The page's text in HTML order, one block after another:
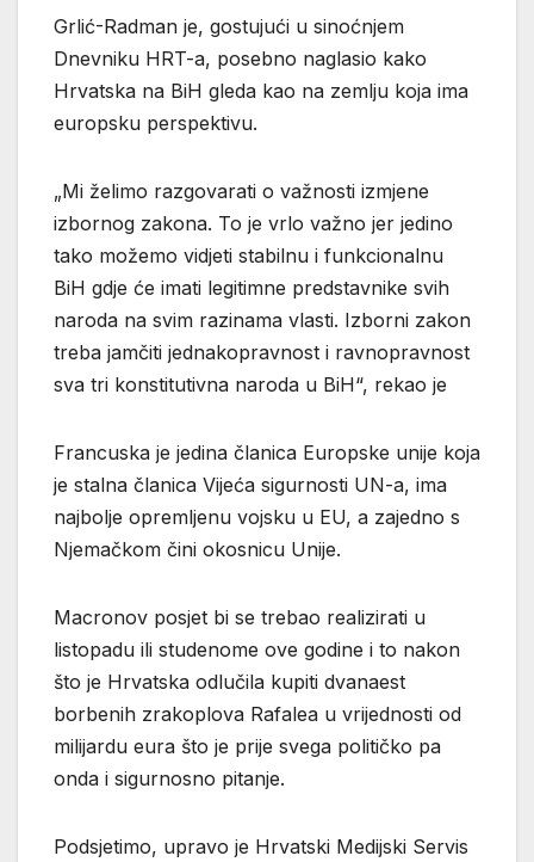
Grlić-Radman je, gostujući u sinoćnjem
Dnevniku HRT-a, posebno naglasio kako
Hrvatska na BiH gleda kao na zemlju koja ima
europsku perspektivu.
„Mi želimo razgovarati o važnosti izmjene
izbornog zakona. To je vrlo važno jer jedino
tako možemo vidjeti stabilnu i funkcionalnu
BiH gdje će imati legitimne predstavnike svih
naroda na svim razinama vlasti. Izborni zakon
treba jamčiti jednakopravnost i ravnopravnost
sva tri konstitutivna naroda u BiH“, rekao je
Francuska je jedina članica Europske unije koja
je stalna članica Vijeća sigurnosti UN-a, ima
najbolje opremljenu vojsku u EU, a zajedno s
Njemačkom čini okosnicu Unije.
Macronov posjet bi se trebao realizirati u
listopadu ili studenome ove godine i to nakon
što je Hrvatska odlučila kupiti dvanaest
borbenih zrakoplova Rafalea u vrijednosti od
milijardu eura što je prije svega političko pa
onda i sigurnosno pitanje.
Podsjetimo, upravo je Hrvatski Medijski Servis